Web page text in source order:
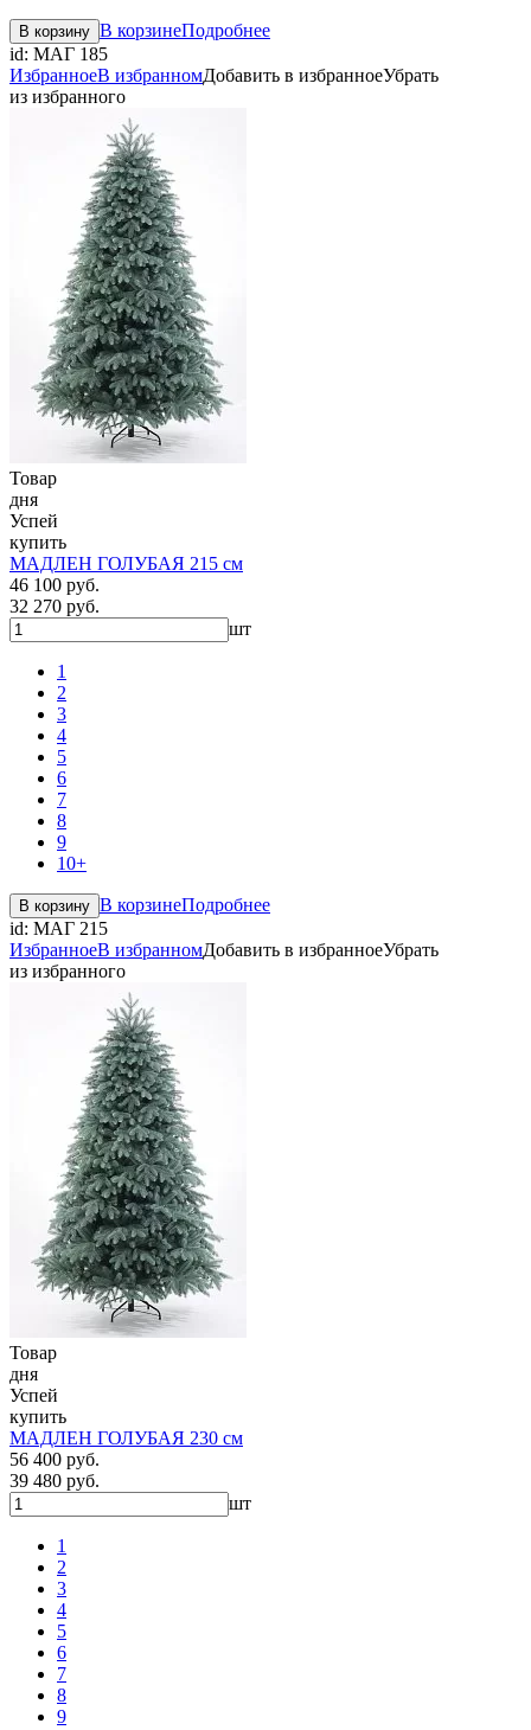
В корзину В корзинеПодробнее
id: МАГ 185
ИзбранноеВ избранномДобавить в избранноеУбрать
из избранного
Товар
дня
Успей
купить
МАДЛЕН ГОЛУБАЯ 215 см
46 100 руб.
32 270 руб.
шт
1
2
3
4
5
6
7
8
9
10+
В корзину В корзинеПодробнее
id: МАГ 215
ИзбранноеВ избранномДобавить в избранноеУбрать
из избранного
Товар
дня
Успей
купить
МАДЛЕН ГОЛУБАЯ 230 см
56 400 руб.
39 480 руб.
шт
1
2
3
4
5
6
7
8
9